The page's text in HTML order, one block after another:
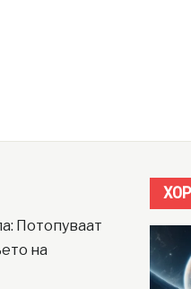
Потопуваат
на